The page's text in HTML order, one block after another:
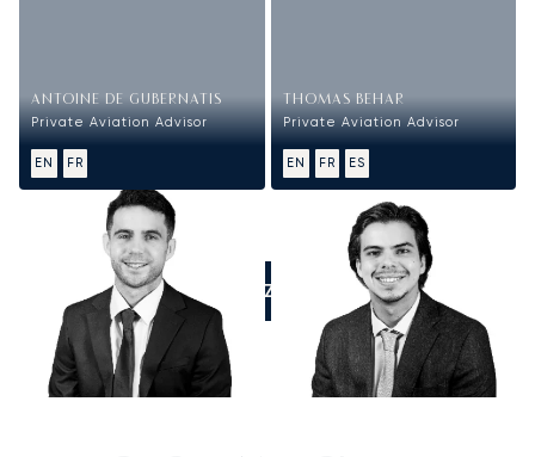
ANTOINE DE GUBERNATIS
Private Aviation Advisor
EN FR
THOMAS BEHAR
Private Aviation Advisor
EN FR ES
APPELEZ-NOUS